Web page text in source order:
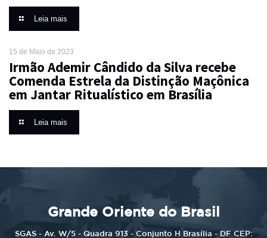
Leia mais
15 de Maio de 2023
Irmão Ademir Cândido da Silva recebe
Comenda Estrela da Distinção Maçônica
em Jantar Ritualístico em Brasília
Leia mais
Grande Oriente do Brasil
SGAS - Av. W/5 - Quadra 913 - Conjunto H Brasília - DF CEP: